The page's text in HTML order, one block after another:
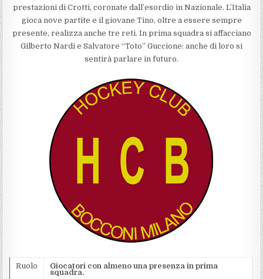
prestazioni di Crotti, coronate dall’esordio in Nazionale. L’Italia
gioca nove partite e il giovane Tino, oltre a essere sempre
presente, realizza anche tre reti. In prima squadra si affacciano
Gilberto Nardi e Salvatore “Toto” Guccione: anche di loro si
sentirà parlare in futuro.
Ruolo Giocatori con almeno una presenza in prima
squadra.